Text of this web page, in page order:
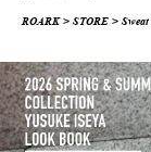
ROARK>STORE >Sweat